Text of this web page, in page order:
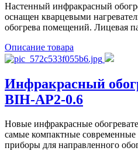
Настенный инфракрасный
оснащен кварцевыми
обогрева помещений. Лицевая
Описание товара
Инфракрасный
BIH-AP2-0.6
Новые инфракрасные
самые компактные
приборы для направленного